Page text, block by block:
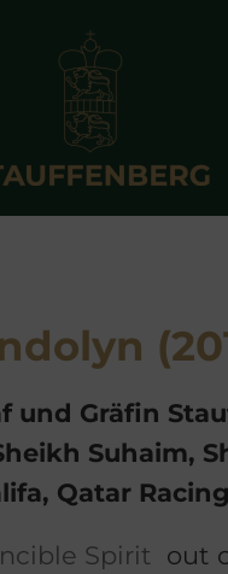
und Gräfin
Suhaim,
Qatar Racing
Spirit out